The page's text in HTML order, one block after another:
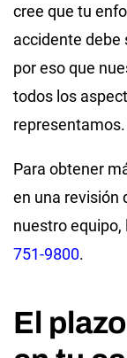
cree que tu
accidente debe
por eso que
todos los
representamos.
Para obtener
en una revisión
nuestro equipo,
751-9800.
El